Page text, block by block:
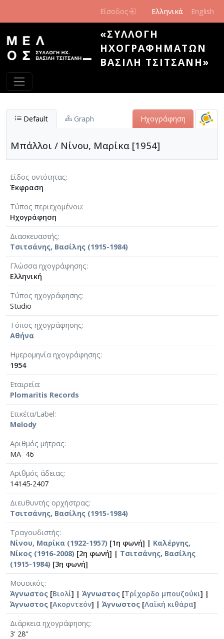
Είσοδος Ελληνικά English
«ΣΥΛΛΟΓΉ
ΗΧΟΓΡΑΦΗΜΆΤΩΝ
ΒΑΣΊΛΗ ΤΣΙΤΣΆΝΗ»
Default Graph Ηχογράφηση
Μπάλλοι / Νίνου, Μαρίκα [1954]
Είδος οντότητας
Έκφραση
Τύπος περιεχομένου
Ηχογράφηση
Διασκευαστής
Τσιτσάνης, Βασίλης (1915-1984)
Γλώσσα ηχογράφησης
Ελληνική
Τύπος ηχογράφησης
Studio
Τόπος ηχογράφησης
Αθήνα
Ημερομηνία ηχογράφησης
1954
Εταιρεία
Plomaritis Records
Ετικέτα/Label
Melody
Αριθμός μήτρας
MA- 46
Αριθμός άδειας
14145-2407
Διευθυντής ορχήστρας
Τσιτσάνης, Βασίλης (1915-1984)
Τραγουδιστής
Νίνου, Μαρίκα (1922-1957) [1η φωνή] | Καλέργης,
Νίκος (1916-2008) [2η φωνή] | Τσιτσάνης, Βασίλης
(1915-1984) [3η φωνή]
Μουσικός
Άγνωστος [Βιολί] | Άγνωστος [Τρίχορδο μπουζούκι] |
Άγνωστος [Ακορντεόν] | Άγνωστος [Λαϊκή κιθάρα]
Διάρκεια ηχογράφησης
3' 28''